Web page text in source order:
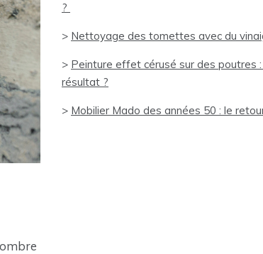
?
> Nettoyage des tomettes avec du
> Peinture effet cérusé sur des poutres :
résultat ?
> Mobilier Mado des années 50 : le